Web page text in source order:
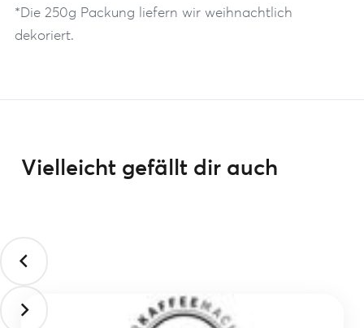
*Die 250g Packung liefern wir weihnachtlich
dekoriert.
Vielleicht gefällt dir auch